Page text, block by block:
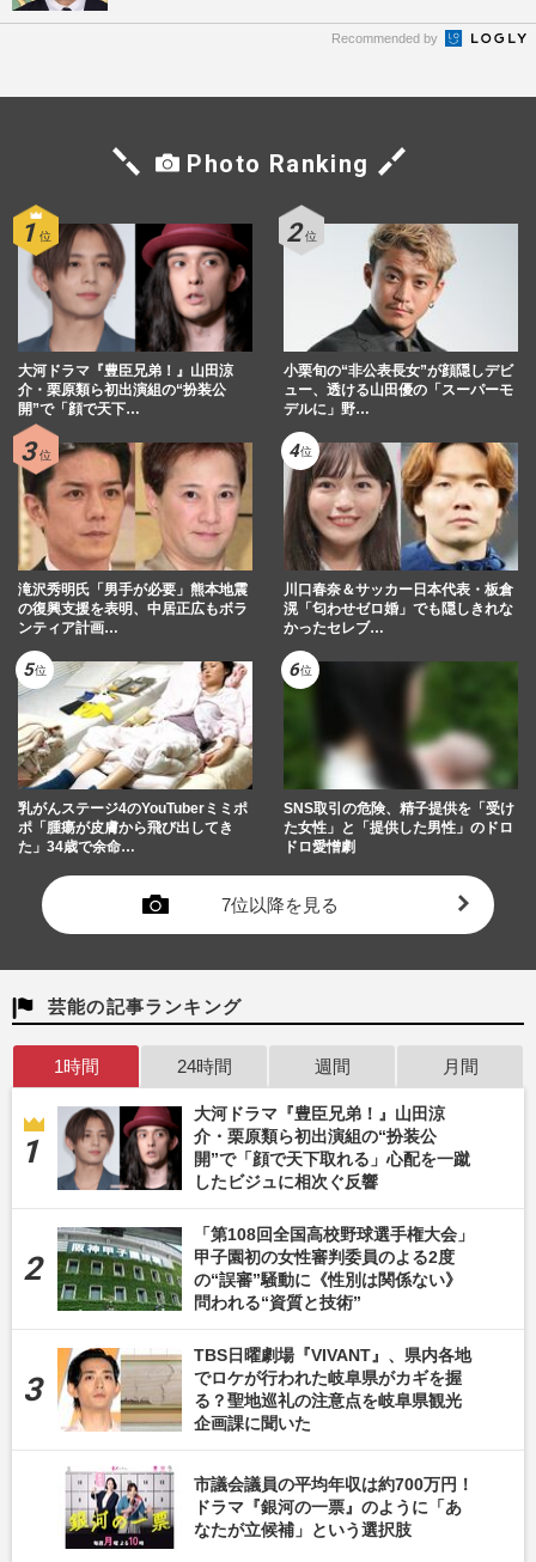
Recommended by
Photo Ranking
大河ドラマ『豊臣兄弟！』山田涼
介・栗原類ら初出演組の“扮装公
開”で「顔で天下…
小栗旬の“非公表長女”が顔隠しデビ
ュー、透ける山田優の「スーパーモ
デルに」野…
滝沢秀明氏「男手が必要」熊本地震
の復興支援を表明、中居正広もボラ
ンティア計画…
川口春奈＆サッカー日本代表・板倉
滉「匂わせゼロ婚」でも隠しきれな
かったセレブ…
乳がんステージ4のYouTuberミミポ
ポ「腫瘍が皮膚から飛び出してき
た」34歳で余命…
SNS取引の危険、精子提供を「受け
た女性」と「提供した男性」のドロ
ドロ愛憎劇
7位以降を見る
芸能の記事ランキング
1時間 24時間 週間 月間
大河ドラマ『豊臣兄弟！』山田涼
介・栗原類ら初出演組の“扮装公
開”で「顔で天下取れる」心配を一蹴
したビジュに相次ぐ反響
「第108回全国高校野球選手権大会」
甲子園初の女性審判委員のよる2度
の“誤審”騒動に《性別は関係ない》
問われる“資質と技術”
TBS日曜劇場『VIVANT』、県内各地
でロケが行われた岐阜県がカギを握
る？聖地巡礼の注意点を岐阜県観光
企画課に聞いた
市議会議員の平均年収は約700万円！
ドラマ『銀河の一票』のように「あ
なたが立候補」という選択肢